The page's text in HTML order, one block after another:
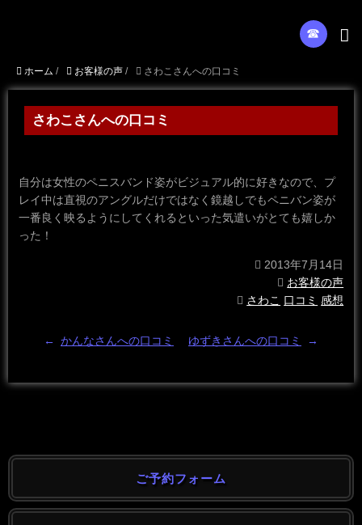
☎︎
ホーム / お客様の声 / さわこさんへの口コミ
さわこさんへの口コミ
自分は女性のペニスバンド姿がビジュアル的に好きなので、プ
レイ中は直視のアングルだけではなく鏡越しでもペニバン姿が
一番良く映るようにしてくれるといった気遣いがとても嬉しか
った！
2013年7月14日
お客様の声
さわこ 口コミ 感想
← かんなさんへの口コミ ゆずきさんへの口コミ →
ご予約フォーム